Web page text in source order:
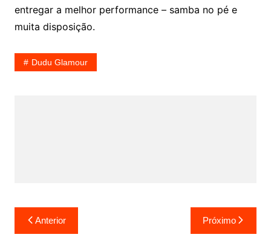
entregar a melhor performance – samba no pé e
muita disposição.
Dudu Glamour
Navegação
de
Anterior Próximo